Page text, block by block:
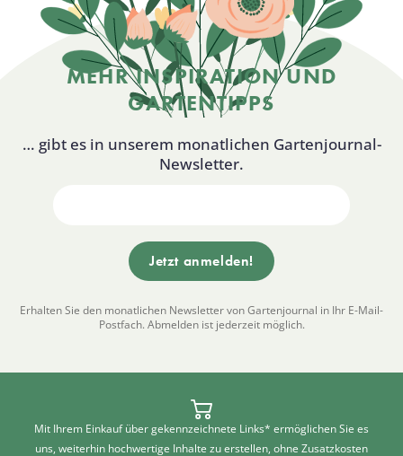
MEHR INSPIRATION UND
GARTENTIPPS
… gibt es in unserem monatlichen Gartenjournal-
Newsletter.
Erhalten Sie den monatlichen Newsletter von Gartenjournal in Ihr E-Mail-
Postfach. Abmelden ist jederzeit möglich.
Mit Ihrem Einkauf über gekennzeichnete Links* ermöglichen Sie es
uns, weiterhin hochwertige Inhalte zu erstellen, ohne Zusatzkosten